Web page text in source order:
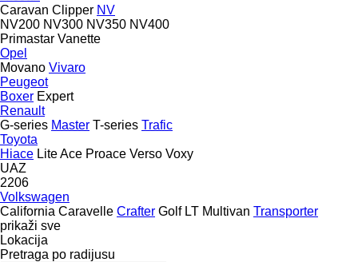
Caravan Clipper NV
NV200 NV300 NV350 NV400
Primastar Vanette
Opel
Movano Vivaro
Peugeot
Boxer Expert
Renault
G-series Master T-series Trafic
Toyota
Hiace Lite Ace Proace Verso Voxy
UAZ
2206
Volkswagen
California Caravelle Crafter Golf LT Multivan Transporter
prikaži sve
Lokacija
Pretraga po radijusu